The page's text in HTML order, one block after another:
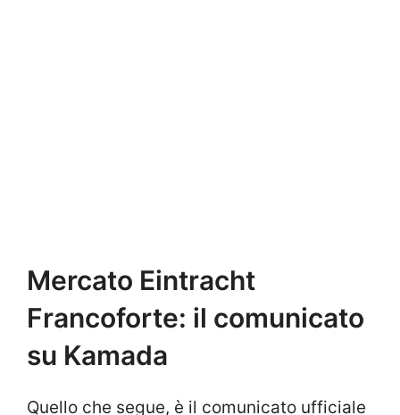
Mercato Eintracht
Francoforte: il comunicato
su Kamada
Quello che segue, è il comunicato ufficiale